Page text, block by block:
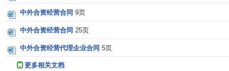
作详细的了解，可以要求外商提供经公证机关公证的合法资
格文件、担保证书、资金信用证明等必要的资料。
代表权的代表签字，才能成立。如果当事人是企业或其他经
济组织，应由其法定代表人
中外合资经营合同 9页
中外合资经营合同 25页
中外合资经营代理企业合同 5页
更多相关文档